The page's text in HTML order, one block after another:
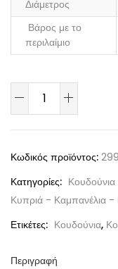
Διάμετρος
Βάρος με το
περιλαίμιο
Κωδικός προϊόντος:
Κατηγορίες: Κουδούνια
Κυπριά - Καμπανέλια -
Ετικέτες: Κουδούνια,
Περιγραφή